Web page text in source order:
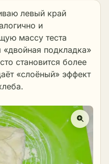
левый край
и
массу теста
«двойная подкладка»
становится более
«слоёный» эффект